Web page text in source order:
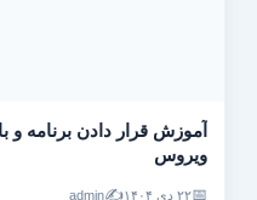
آموزش قرار دادن برنامه و
ویروس
۲۲ دی ۱۴۰۴ ✍️
admin